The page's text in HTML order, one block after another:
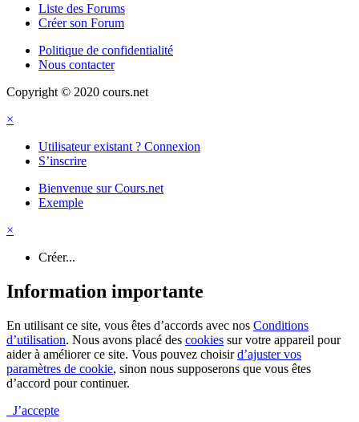
Liste des Forums
Créer son Forum
Politique de confidentialité
Nous contacter
Copyright © 2020 cours.net
×
Utilisateur existant ? Connexion
S’inscrire
Bienvenue sur Cours.net
Exemple
×
Créer...
Information importante
En utilisant ce site, vous êtes d’accords avec nos Conditions
d’utilisation. Nous avons placé des cookies sur votre appareil pour
aider à améliorer ce site. Vous pouvez choisird’ajuster vos
paramètres de cookie, sinon nous supposerons que vous êtes
d’accord pour continuer.
J’accepte